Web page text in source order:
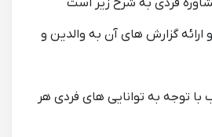
فردی به شرح زیر است
ارائه گزارش های آن به والدین و
توجه به توانایی های فردی هر